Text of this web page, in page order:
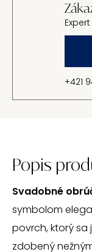
Expert
+421
Popis
Svadobné
symbolom
povrch, ktorý sa
zdobený